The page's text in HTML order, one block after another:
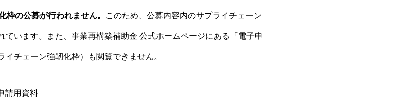
枠の公募が行われません。 このため、公募内容内のサプライチェーン
ています。また、事業再構築補助金 公式ホームページにある「電子申
チェーン強靭化枠）も閲覧できません。
請用資料